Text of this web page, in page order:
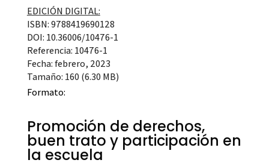
EDICIÓN DIGITAL:
ISBN: 9788419690128
DOI: 10.36006/10476-1
Referencia: 10476-1
Fecha: febrero, 2023
Tamaño: 160 (6.30 MB)
Formato:
Promoción de derechos,
buen trato y participación en
la escuela